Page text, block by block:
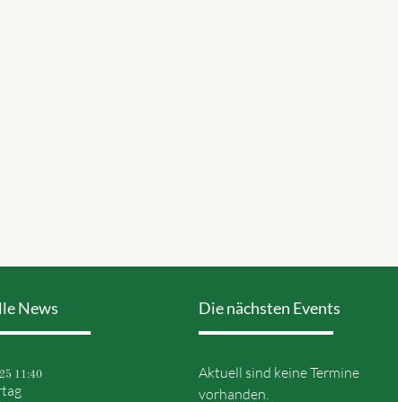
News
11:40
Die nächsten Events
Aktuell sind keine Termine
vorhanden.